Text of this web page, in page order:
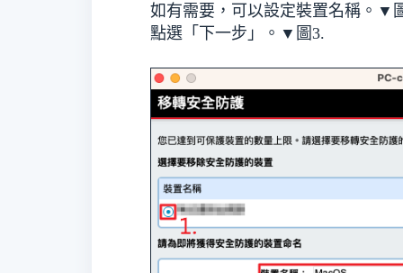
如有需要，可以設定裝置名稱。▼
點選「下一步」。▼ 圖3.